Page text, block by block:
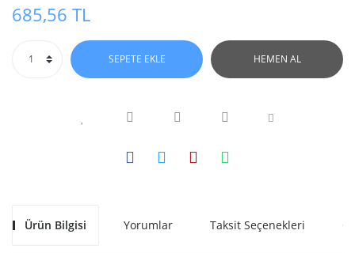
685,56 TL
SEPETE EKLE HEMEN AL
Ürün Bilgisi Yorumlar Taksit Seçenekleri